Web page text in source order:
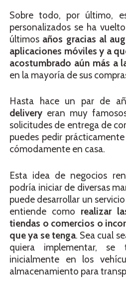
Sobre todo, por último,
personalizados se ha
últimos años gracias al
aplicaciones móviles y a
acostumbrado aún más a
en la mayoría de sus
Hasta hace un par de
delivery eran muy
solicitudes de entrega de
puedes pedir
cómodamente en casa.
Esta idea de negocios
podría iniciar de diversas
puede desarrollar un
entiende como realizar
tiendas o comercios o
que ya se tenga. Sea cual
quiera implementar, se
inicialmente en los
almacenamiento para